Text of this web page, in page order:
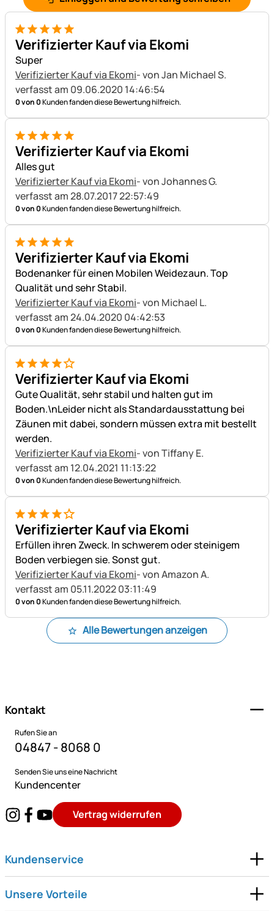
5 von 5
Verifizierter Kauf via Ekomi
Super
Verifizierter Kauf via Ekomi- von Jan Michael S.
verfasst am 09.06.2020 14:46:54
0 von 0Kunden fanden diese Bewertung hilfreich.
5 von 5
Verifizierter Kauf via Ekomi
Alles gut
Verifizierter Kauf via Ekomi- von Johannes G.
verfasst am 28.07.2017 22:57:49
0 von 0Kunden fanden diese Bewertung hilfreich.
5 von 5
Verifizierter Kauf via Ekomi
Bodenanker für einen Mobilen Weidezaun. Top
Qualität und sehr Stabil.
Verifizierter Kauf via Ekomi- von Michael L.
verfasst am 24.04.2020 04:42:53
0 von 0Kunden fanden diese Bewertung hilfreich.
4 von 5
Verifizierter Kauf via Ekomi
Gute Qualität, sehr stabil und halten gut im
Boden.\nLeider nicht als Standardausstattung bei
Zäunen mit dabei, sondern müssen extra mit bestellt
werden.
Verifizierter Kauf via Ekomi- von Tiffany E.
verfasst am 12.04.2021 11:13:22
0 von 0Kunden fanden diese Bewertung hilfreich.
4 von 5
Verifizierter Kauf via Ekomi
Erfüllen ihren Zweck. In schwerem oder steinigem
Boden verbiegen sie. Sonst gut.
Verifizierter Kauf via Ekomi- von Amazon A.
verfasst am 05.11.2022 03:11:49
0 von 0Kunden fanden diese Bewertung hilfreich.
Alle Bewertungen anzeigen
Kontakt
Rufen Sie an
04847 - 8068 0
Senden Sie uns eine Nachricht
Kundencenter
Vertrag widerrufen
Kundenservice
Unsere Vorteile